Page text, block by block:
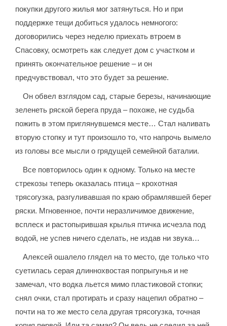
покупки другого жилья мог затянуться. Но и при
поддержке тещи добиться удалось немногого:
договорились через неделю приехать втроем в
Спасовку, осмотреть как следует дом с участком и
принять окончательное решение – и он
предчувствовал, что это будет за решение.
Он обвел взглядом сад, старые березы, начинающие
зеленеть ряской берега пруда – похоже, не судьба
пожить в этом приглянувшемся месте… Стал наливать
вторую стопку и тут произошло то, что напрочь вымело
из головы все мысли о грядущей семейной баталии.
Все повторилось один к одному. Только на месте
стрекозы теперь оказалась птица – крохотная
трясогузка, разгуливавшая по краю обрамлявшей берег
ряски. Мгновенное, почти неразличимое движение,
всплеск и растопырившая крылья птичка исчезла под
водой, не успев ничего сделать, не издав ни звука…
Алексей ошалело глядел на то место, где только что
суетилась серая длиннохвостая попрыгунья и не
замечал, что водка льется мимо пластиковой стопки;
снял очки, стал протирать и сразу нацепил обратно –
почти на то же место села другая трясогузка, точная